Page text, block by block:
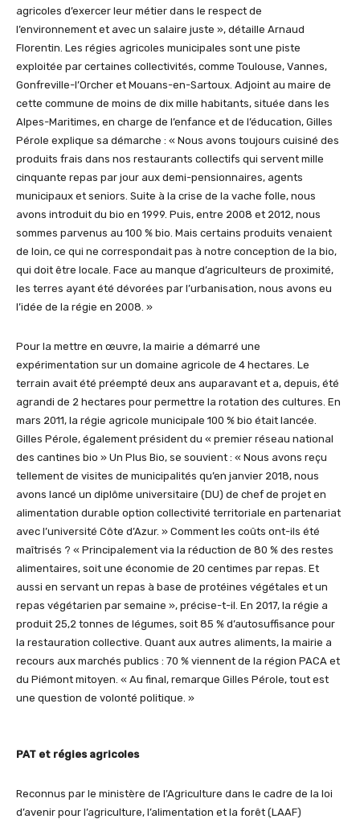
agricoles d’exercer leur métier dans le respect de
l’environnement et avec un salaire juste », détaille Arnaud
Florentin. Les régies agricoles municipales sont une piste
exploitée par certaines collectivités, comme Toulouse, Vannes,
Gonfreville-l’Orcher et Mouans-en-Sartoux. Adjoint au maire de
cette commune de moins de dix mille habitants, située dans les
Alpes-Maritimes, en charge de l’enfance et de l’éducation, Gilles
Pérole explique sa démarche : « Nous avons toujours cuisiné des
produits frais dans nos restaurants collectifs qui servent mille
cinquante repas par jour aux demi-pensionnaires, agents
municipaux et seniors. Suite à la crise de la vache folle, nous
avons introduit du bio en 1999. Puis, entre 2008 et 2012, nous
sommes parvenus au 100 % bio. Mais certains produits venaient
de loin, ce qui ne correspondait pas à notre conception de la bio,
qui doit être locale. Face au manque d’agriculteurs de proximité,
les terres ayant été dévorées par l’urbanisation, nous avons eu
l’idée de la régie en 2008. »
Pour la mettre en œuvre, la mairie a démarré une
expérimentation sur un domaine agricole de 4 hectares. Le
terrain avait été préempté deux ans auparavant et a, depuis, été
agrandi de 2 hectares pour permettre la rotation des cultures. En
mars 2011, la régie agricole municipale 100 % bio était lancée.
Gilles Pérole, également président du « premier réseau national
des cantines bio » Un Plus Bio, se souvient : « Nous avons reçu
tellement de visites de municipalités qu’en janvier 2018, nous
avons lancé un diplôme universitaire (DU) de chef de projet en
alimentation durable option collectivité territoriale en partenariat
avec l’université Côte d’Azur. » Comment les coûts ont-ils été
maîtrisés ? « Principalement via la réduction de 80 % des restes
alimentaires, soit une économie de 20 centimes par repas. Et
aussi en servant un repas à base de protéines végétales et un
repas végétarien par semaine », précise-t-il. En 2017, la régie a
produit 25,2 tonnes de légumes, soit 85 % d’autosuffisance pour
la restauration collective. Quant aux autres aliments, la mairie a
recours aux marchés publics : 70 % viennent de la région PACA et
du Piémont mitoyen. « Au final, remarque Gilles Pérole, tout est
une question de volonté politique. »
PAT et régies agricoles
Reconnus par le ministère de l’Agriculture dans le cadre de la loi
d’avenir pour l’agriculture, l’alimentation et la forêt (LAAF)